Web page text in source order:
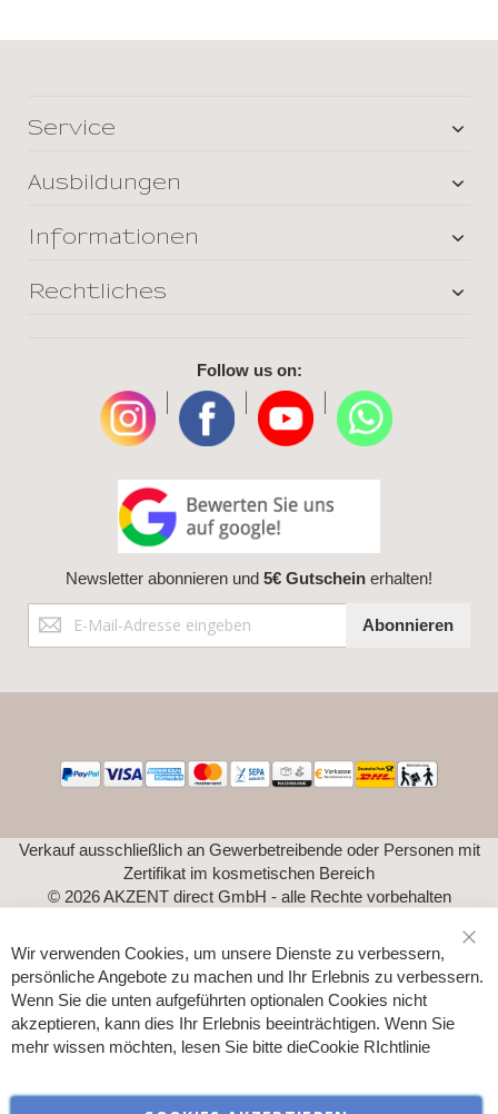
Service
Ausbildungen
Informationen
Rechtliches
Follow us on:
Newsletter abonnieren und 5€ Gutschein erhalten!
Anmeldung
zum
Abonnieren
Verkauf ausschließlich an Gewerbetreibende oder Personen mit
Zertifikat im kosmetischen Bereich
© 2026 AKZENT direct GmbH - alle Rechte vorbehalten
Wir verwenden Cookies, um unsere Dienste zu verbessern,
persönliche Angebote zu machen und Ihr Erlebnis zu verbessern.
Wenn Sie die unten aufgeführten optionalen Cookies nicht
akzeptieren, kann dies Ihr Erlebnis beeinträchtigen. Wenn Sie
mehr wissen möchten, lesen Sie bitte dieCookie RIchtlinie